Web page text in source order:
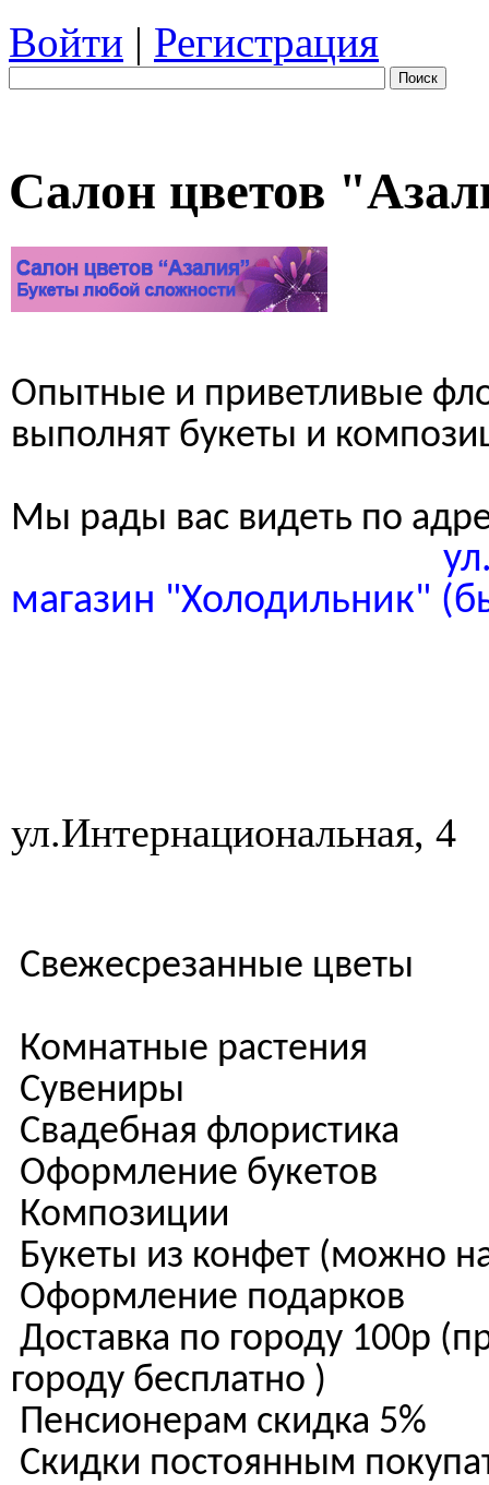
Войти | Регистрация
Поиск
Салон цветов
Опытные и приветливые
выполнят букеты и
Мы рады вас видеть по
ул.
магазин "Холодильник"
ул.Интернациональная, 4
Комнатные растения
Сувениры
Свадебная флористика
Оформление букетов
Композиции
Букеты из конфет (можно
Оформление подарков
Доставка по городу 100р
городу бесплатно )
Пенсионерам скидка 5%
Скидки постоянным